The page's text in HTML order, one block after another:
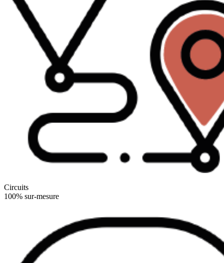
Circuits
100% sur-mesure